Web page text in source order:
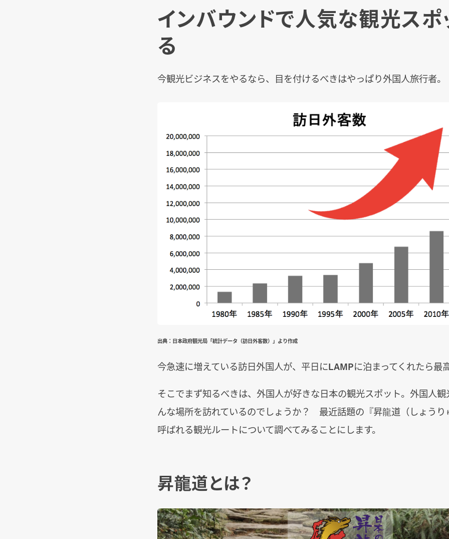
インバウンドで人気な観光スポ
る
今観光ビジネスをやるなら、目を付けるべきはやっぱり外国人旅行者。
出典：日本政府観光局「統計データ（訪日外客数）」より作成
今急速に増えている訪日外国人が、平日にLAMPに泊まってくれたら最
そこでまず知るべきは、外国人が好きな日本の観光スポット。外国人
んな場所を訪れているのでしょうか？ 最近話題の『昇龍道（しょうり
呼ばれる観光ルートについて調べてみることにします。
昇龍道とは？